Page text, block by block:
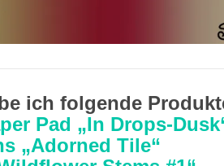
ich folgende
Pad „In Drops-
„Adorned Tile“